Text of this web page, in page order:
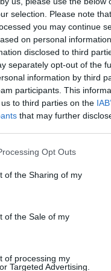
selection. Please note
you may continue
on personal
disclosed to third
separately opt-out of the
information by third
participants. This
to third parties on the
that may further
website/app uses one or
or usage behaviour. You
to Google and its third-
specified purposes in
Opt Outs
of the Sharing of my
of the Sale of my
of processing my
Targeted Advertising.
whc munka